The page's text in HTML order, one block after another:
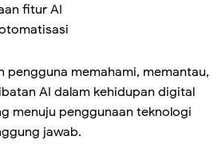
fitur AI
pengguna memahami, memantau,
AI dalam kehidupan digital
menuju penggunaan teknologi
jawab.